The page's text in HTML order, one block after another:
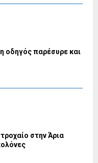
οδηγός παρέσυρε και
στην Άρια